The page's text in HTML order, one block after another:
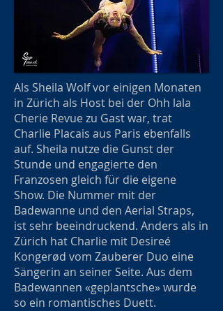
Als Sheila Wolf vor einigen Monaten
in Zürich als Host bei der Ohh lala
Cherie Revue zu Gast war, trat
Charlie Placais aus Paris ebenfalls
auf. Sheila nutze die Gunst der
Stunde und engagierte den
Franzosen gleich für die eigene
Show. Die Nummer mit der
Badewanne und den Aerial Straps,
ist sehr beeindruckend. Anders als in
Zürich hat Charlie mit Desireé
Kongerød vom Zauberer Duo eine
Sängerin an seiner Seite. Aus dem
Badewannen «geplantsche» wurde
so ein romantisches Duett.